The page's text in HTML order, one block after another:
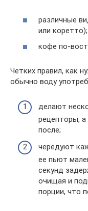
различные
или коретто);
кофе по-
Четких правил, как
обычно воду
делают
рецепторы,
после;
чередуют
ее пьют
секунд
очищая и
порции, что